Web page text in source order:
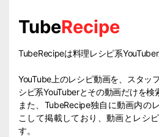
TubeRecipe
TubeRecipeは料理レシピ系YouTuber
YouTube上のレシピ動画を、スタッ
シピ系YouTuberとその動画だけを検
また、TubeRecipe独自に動画内の
こして掲載しており、動画とレシ
す。